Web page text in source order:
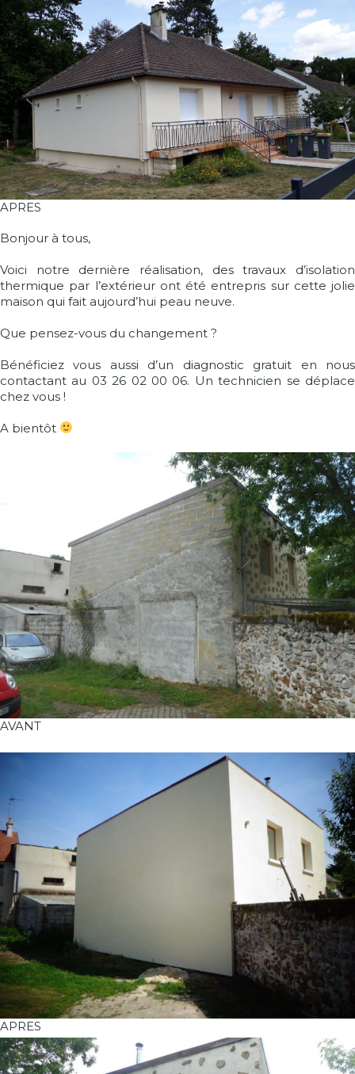
APRES
Bonjour à tous,
Voici notre dernière réalisation, des travaux d’isolation
thermique par l’extérieur ont été entrepris sur cette jolie
maison qui fait aujourd’hui peau neuve.
Que pensez-vous du changement ?
Bénéficiez vous aussi d’un diagnostic gratuit en nous
contactant au 03 26 02 00 06. Un technicien se déplace
chez vous !
A bientôt
AVANT
APRES